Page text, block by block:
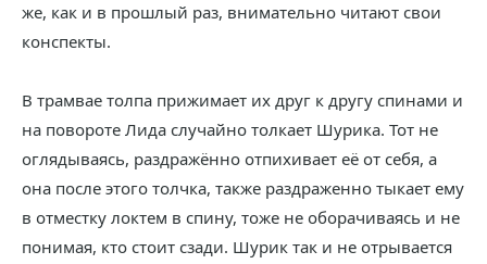
же, как и в прошлый раз, внимательно читают свои
конспекты.
В трамвае толпа прижимает их друг к другу спинами и
на повороте Лида случайно толкает Шурика. Тот не
оглядываясь, раздражённо отпихивает её от себя, а
она после этого толчка, также раздраженно тыкает ему
в отместку локтем в спину, тоже не оборачиваясь и не
понимая, кто стоит сзади. Шурик так и не отрывается